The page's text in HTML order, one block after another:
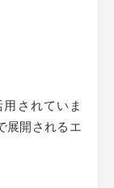
されていま
展開されるエ